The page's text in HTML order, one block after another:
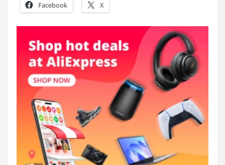
Facebook X